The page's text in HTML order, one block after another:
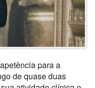
para a
de quase duas